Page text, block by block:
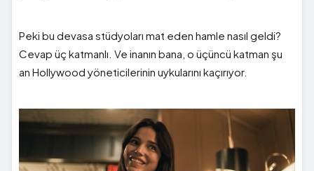
Peki bu devasa stüdyoları mat eden hamle nasıl geldi?
Cevap üç katmanlı. Ve inanın bana, o üçüncü katman şu
an Hollywood yöneticilerinin uykularını kaçırıyor.